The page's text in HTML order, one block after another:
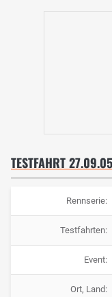
Rennserie:
Testfahrten:
Event:
Ort, Land: